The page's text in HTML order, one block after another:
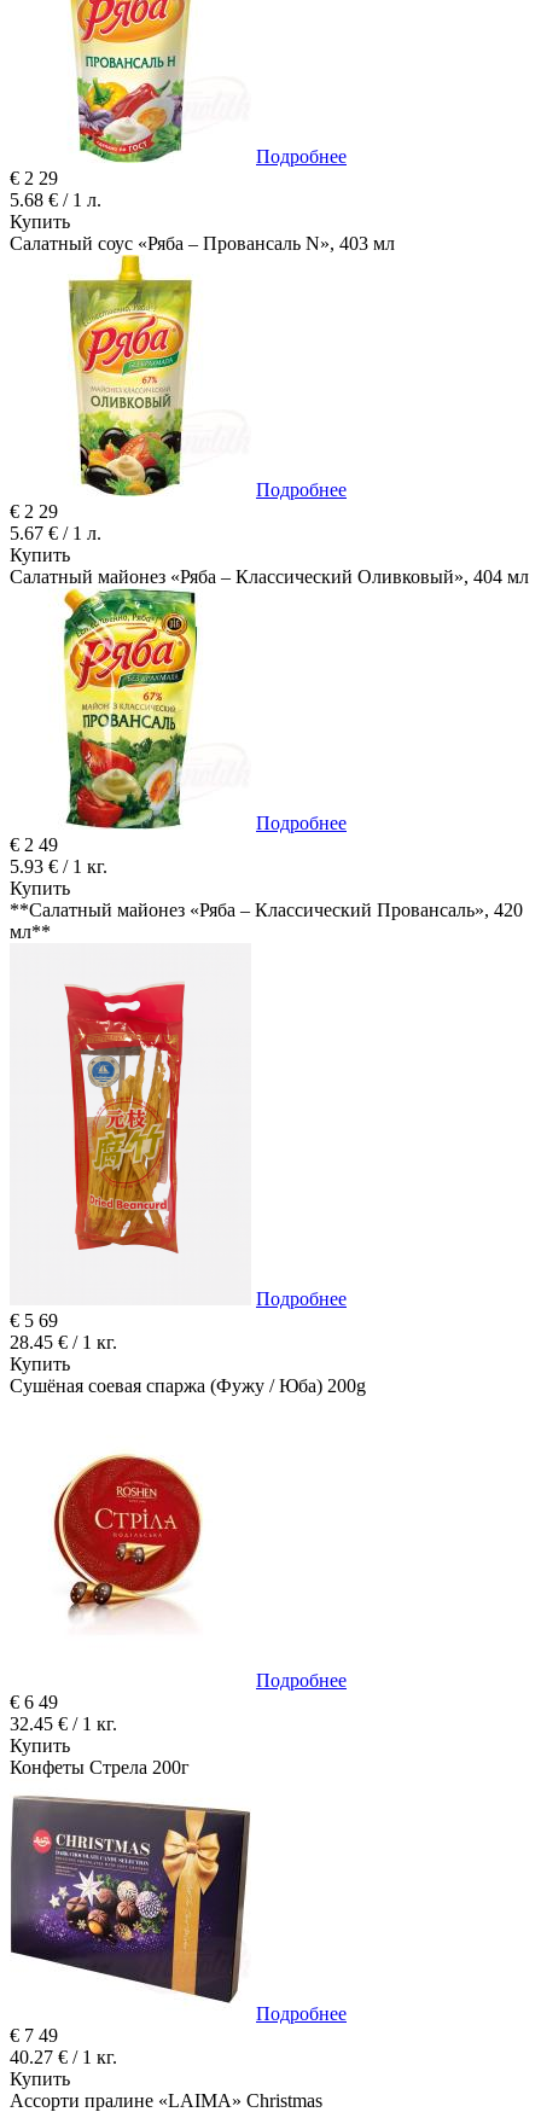
Подробнее
€ 2 29
5.68 € / 1 л.
Купить
Салатный соус «Ряба – Провансаль N», 403 мл
Подробнее
€ 2 29
5.67 € / 1 л.
Купить
Салатный майонез «Ряба – Классический Оливковый», 404 мл
Подробнее
€ 2 49
5.93 € / 1 кг.
Купить
**Салатный майонез «Ряба – Классический Провансаль», 420
мл**
Подробнее
€ 5 69
28.45 € / 1 кг.
Купить
Сушёная соевая спаржа (Фужу / Юба) 200g
Подробнее
€ 6 49
32.45 € / 1 кг.
Купить
Конфеты Стрела 200г
Подробнее
€ 7 49
40.27 € / 1 кг.
Купить
Ассорти пралине «LAIMA» Christmas